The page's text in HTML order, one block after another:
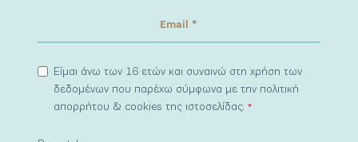
Είμαι άνω των 16 ετών και συναινώ στη χρήση των
δεδομένων που παρέχω σύμφωνα με την πολιτική
απορρήτου & cookies της ιστοσελίδας.*